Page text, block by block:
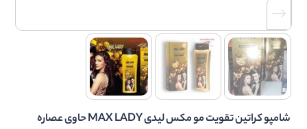
شامپو کراتین تقویت مو مکس لیدی MAX LADY حاوی عصاره